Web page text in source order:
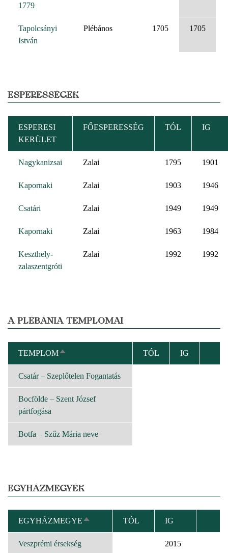
1779
Tapolcsányi
István
Plébános 1705 1705
ESPERESSÉGEK
ESPERESI
KERÜLET
FŐESPERESSÉG TÓL IG
Nagykanizsai Zalai 1795 1901
Kapornaki Zalai 1903 1946
Csatári Zalai 1949 1949
Kapornaki Zalai 1963 1984
Keszthely-
zalaszentgróti
Zalai 1992 1992
A PLÉBÁNIA TEMPLOMAI
TEMPLOMCSÖKKENŐ
RENDEZÉS
TÓL IG
Csatár – Szeplőtelen Fogantatás
Bocfölde – Szent József
pártfogása
Botfa – Szűz Mária neve
EGYHÁZMEGYÉK
EGYHÁZMEGYECSÖKKENŐ
RENDEZÉS
TÓL IG
Veszprémi érsekség 2015